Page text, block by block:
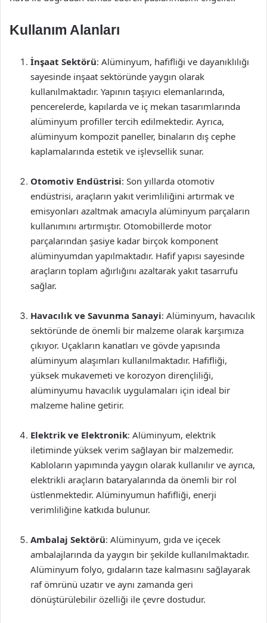
Kullanım Alanları
İnşaat Sektörü: Alüminyum, hafifliği ve dayanıklılığı
sayesinde inşaat sektöründe yaygın olarak
kullanılmaktadır. Yapının taşıyıcı elemanlarında,
pencerelerde, kapılarda ve iç mekan tasarımlarında
alüminyum profiller tercih edilmektedir. Ayrıca,
alüminyum kompozit paneller, binaların dış cephe
kaplamalarında estetik ve işlevsellik sunar.
Otomotiv Endüstrisi: Son yıllarda otomotiv
endüstrisi, araçların yakıt verimliliğini artırmak ve
emisyonları azaltmak amacıyla alüminyum parçaların
kullanımını artırmıştır. Otomobillerde motor
parçalarından şasiye kadar birçok komponent
alüminyumdan yapılmaktadır. Hafif yapısı sayesinde
araçların toplam ağırlığını azaltarak yakıt tasarrufu
sağlar.
Havacılık ve Savunma Sanayi: Alüminyum, havacılık
sektöründe de önemli bir malzeme olarak karşımıza
çıkıyor. Uçakların kanatları ve gövde yapısında
alüminyum alaşımları kullanılmaktadır. Hafifliği,
yüksek mukavemeti ve korozyon dirençliliği,
alüminyumu havacılık uygulamaları için ideal bir
malzeme haline getirir.
Elektrik ve Elektronik: Alüminyum, elektrik
iletiminde yüksek verim sağlayan bir malzemedir.
Kabloların yapımında yaygın olarak kullanılır ve ayrıca,
elektrikli araçların bataryalarında da önemli bir rol
üstlenmektedir. Alüminyumun hafifliği, enerji
verimliliğine katkıda bulunur.
Ambalaj Sektörü: Alüminyum, gıda ve içecek
ambalajlarında da yaygın bir şekilde kullanılmaktadır.
Alüminyum folyo, gıdaların taze kalmasını sağlayarak
raf ömrünü uzatır ve aynı zamanda geri
dönüştürülebilir özelliği ile çevre dostudur.